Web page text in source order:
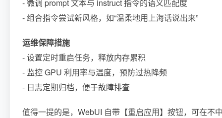
- 微调 prompt 文本与 instruct 指令的语义匹配度
- 组合指令尝试新风格，如“温柔地用上海话说出来”
运维保障措施
- 设置定时重启任务，释放内存累积
- 监控 GPU 利用率与温度，预防过热降频
- 日志定期归档，便于故障排查
值得一提的是，WebUI 自带【重启应用】按钮，可在不